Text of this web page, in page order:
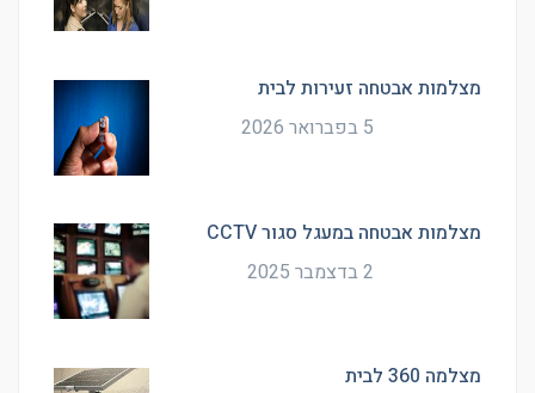
מצלמות אבטחה זעירות לבית
5 בפברואר 2026
מצלמות אבטחה במעגל סגור CCTV
2 בדצמבר 2025
מצלמה 360 לבית